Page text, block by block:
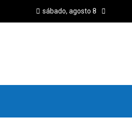
sábado, agosto 8